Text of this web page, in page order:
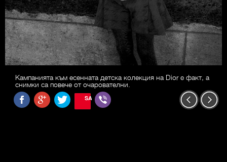
Кампанията към есенната детска колекция на Dior e факт, а
снимки са повече от очарователни.
SAVE